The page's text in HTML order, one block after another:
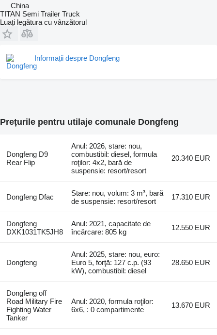
China
TITAN Semi Trailer Truck
Luați legătura cu vânzătorul
Informații despre Dongfeng
Prețurile pentru utilaje comunale Dongfeng
Dongfeng D9
Rear Flip
Anul: 2026, stare: nou,
combustibil: diesel, formula
roţilor: 4x2, bară de
suspensie: resort/resort
20.340 EUR
Dongfeng Dfac
Stare: nou, volum: 3 m³, bară
de suspensie: resort/resort
17.310 EUR
Dongfeng
DXK1031TK5JH8
Anul: 2021, capacitate de
încărcare: 805 kg
12.550 EUR
Dongfeng
Anul: 2025, stare: nou, euro:
Euro 5, forţă: 127 c.p. (93
kW), combustibil: diesel
28.650 EUR
Dongfeng off
Road Military Fire
Fighting Water
Tanker
Anul: 2020, formula roţilor:
6x6, : 0 compartimente
13.670 EUR